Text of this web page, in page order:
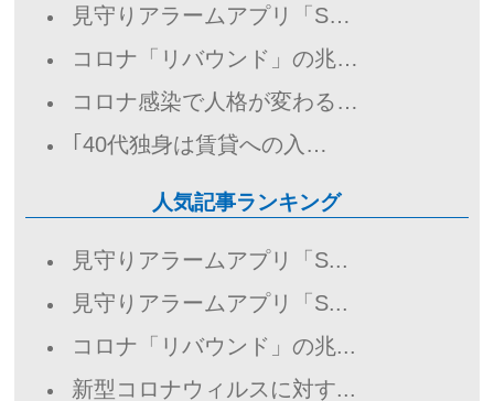
見守りアラームアプリ「S…
コロナ「リバウンド」の兆…
コロナ感染で人格が変わる…
｢40代独身は賃貸への入…
人気記事ランキング
見守りアラームアプリ「S...
見守りアラームアプリ「S...
コロナ「リバウンド」の兆...
新型コロナウィルスに対す...